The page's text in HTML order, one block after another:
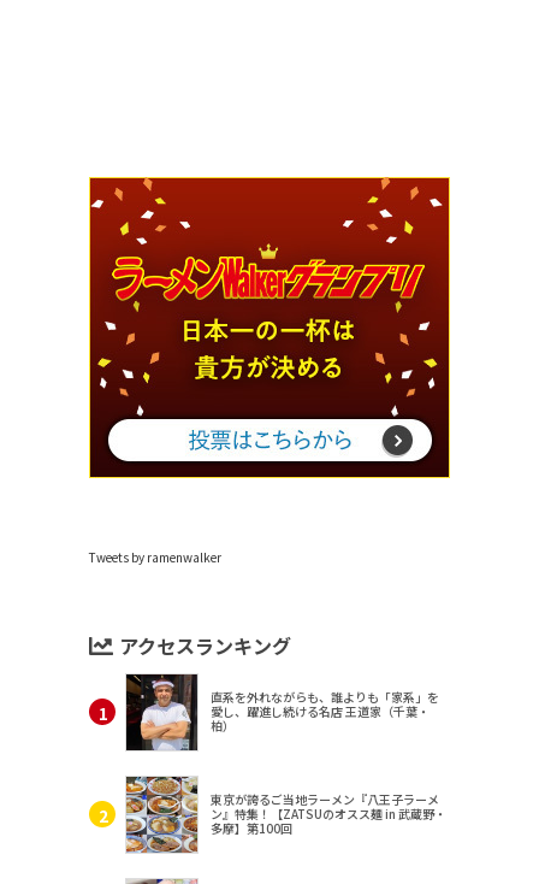
Tweets by ramenwalker
アクセスランキング
直系を外れながらも、誰よりも「家系」を
愛し、躍進し続ける名店 王道家（千葉・
柏）
東京が誇るご当地ラーメン『八王子ラーメ
ン』特集！【ZATSUのオスス麺 in 武蔵野・
多摩】第100回